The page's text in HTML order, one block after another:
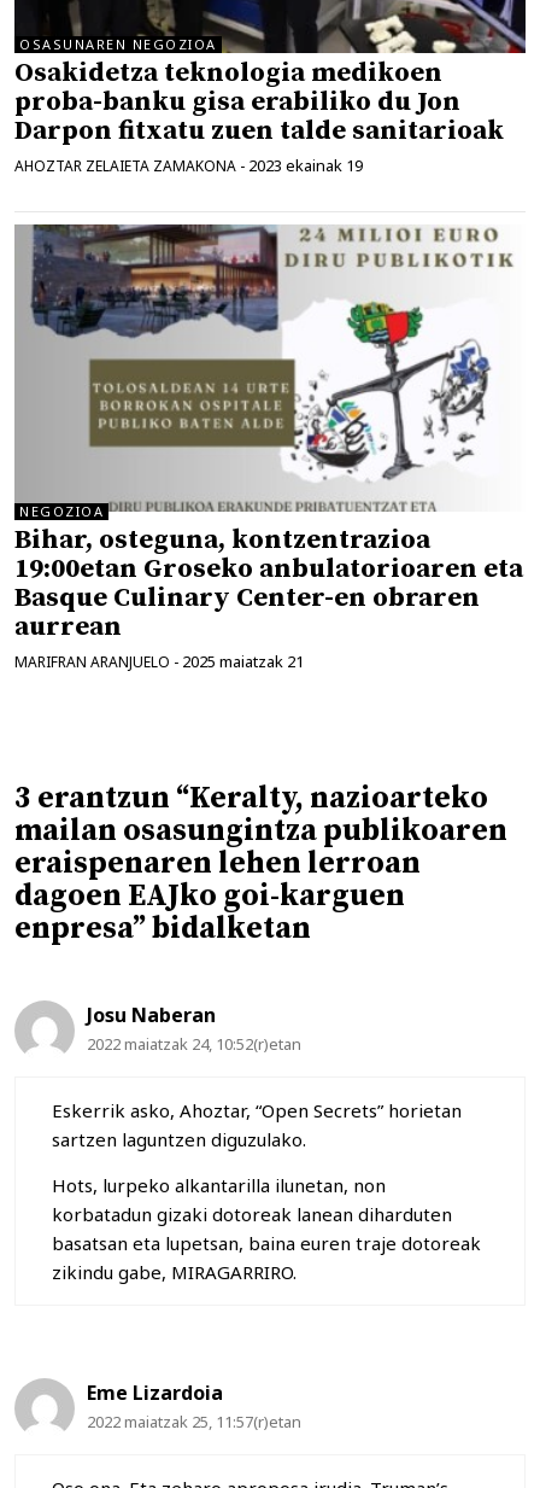
OSASUNAREN NEGOZIOA
Osakidetza teknologia medikoen
proba-banku gisa erabiliko du Jon
Darpon fitxatu zuen talde sanitarioak
AHOZTAR ZELAIETA ZAMAKONA - 2023 ekainak 19
NEGOZIOA
Bihar, osteguna, kontzentrazioa
19:00etan Groseko anbulatorioaren eta
Basque Culinary Center-en obraren
aurrean
MARIFRAN ARANJUELO - 2025 maiatzak 21
3 erantzun “Keralty, nazioarteko
mailan osasungintza publikoaren
eraispenaren lehen lerroan
dagoen EAJko goi-karguen
enpresa” bidalketan
Josu Naberan
2022 maiatzak 24, 10:52(r)etan
Eskerrik asko, Ahoztar, “Open Secrets” horietan
sartzen laguntzen diguzulako.
Hots, lurpeko alkantarilla ilunetan, non
korbatadun gizaki dotoreak lanean diharduten
basatsan eta lupetsan, baina euren traje dotoreak
zikindu gabe, MIRAGARRIRO.
Eme Lizardoia
2022 maiatzak 25, 11:57(r)etan